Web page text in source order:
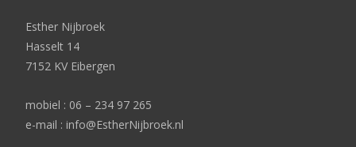
Esther Nijbroek
Hasselt 14
7152 KV Eibergen
mobiel : 06 – 234 97 265
e-mail : info@EstherNijbroek.nl